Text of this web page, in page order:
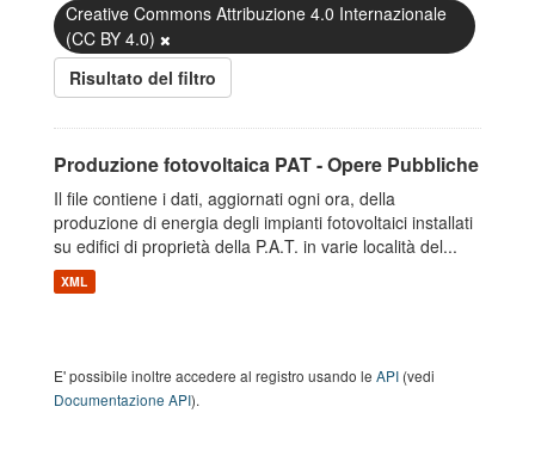
Creative Commons Attribuzione 4.0 Internazionale
(CC BY 4.0)
Risultato del filtro
Produzione fotovoltaica PAT - Opere Pubbliche
Il file contiene i dati, aggiornati ogni ora, della
produzione di energia degli impianti fotovoltaici installati
su edifici di proprietà della P.A.T. in varie località del...
XML
E' possibile inoltre accedere al registro usando le API (vedi
Documentazione API).